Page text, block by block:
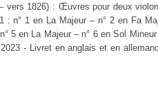
vers 1826) : Œuvres pour deux
: n° 1 en La Majeur – n° 2 en Fa
5 en La Majeur – n° 6 en Sol
- Livret en anglais et en